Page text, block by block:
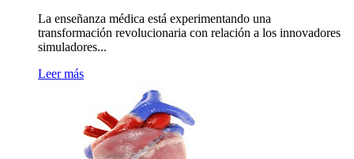
La enseñanza médica está experimentando una
transformación revolucionaria con relación a los innovadores
simuladores...
Leer más